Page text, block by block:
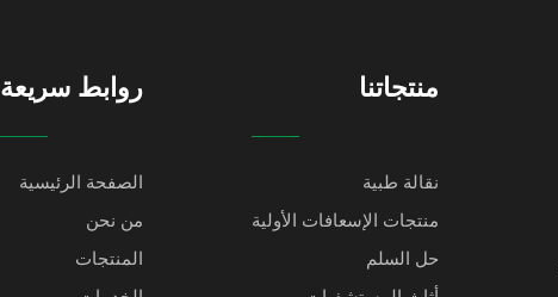
منتجاتنا
نقالة طبية
منتجات الإسعافات الأولية
حل السلم
روابط سريعة
الصفحة الرئيسية
من نحن
المنتجات